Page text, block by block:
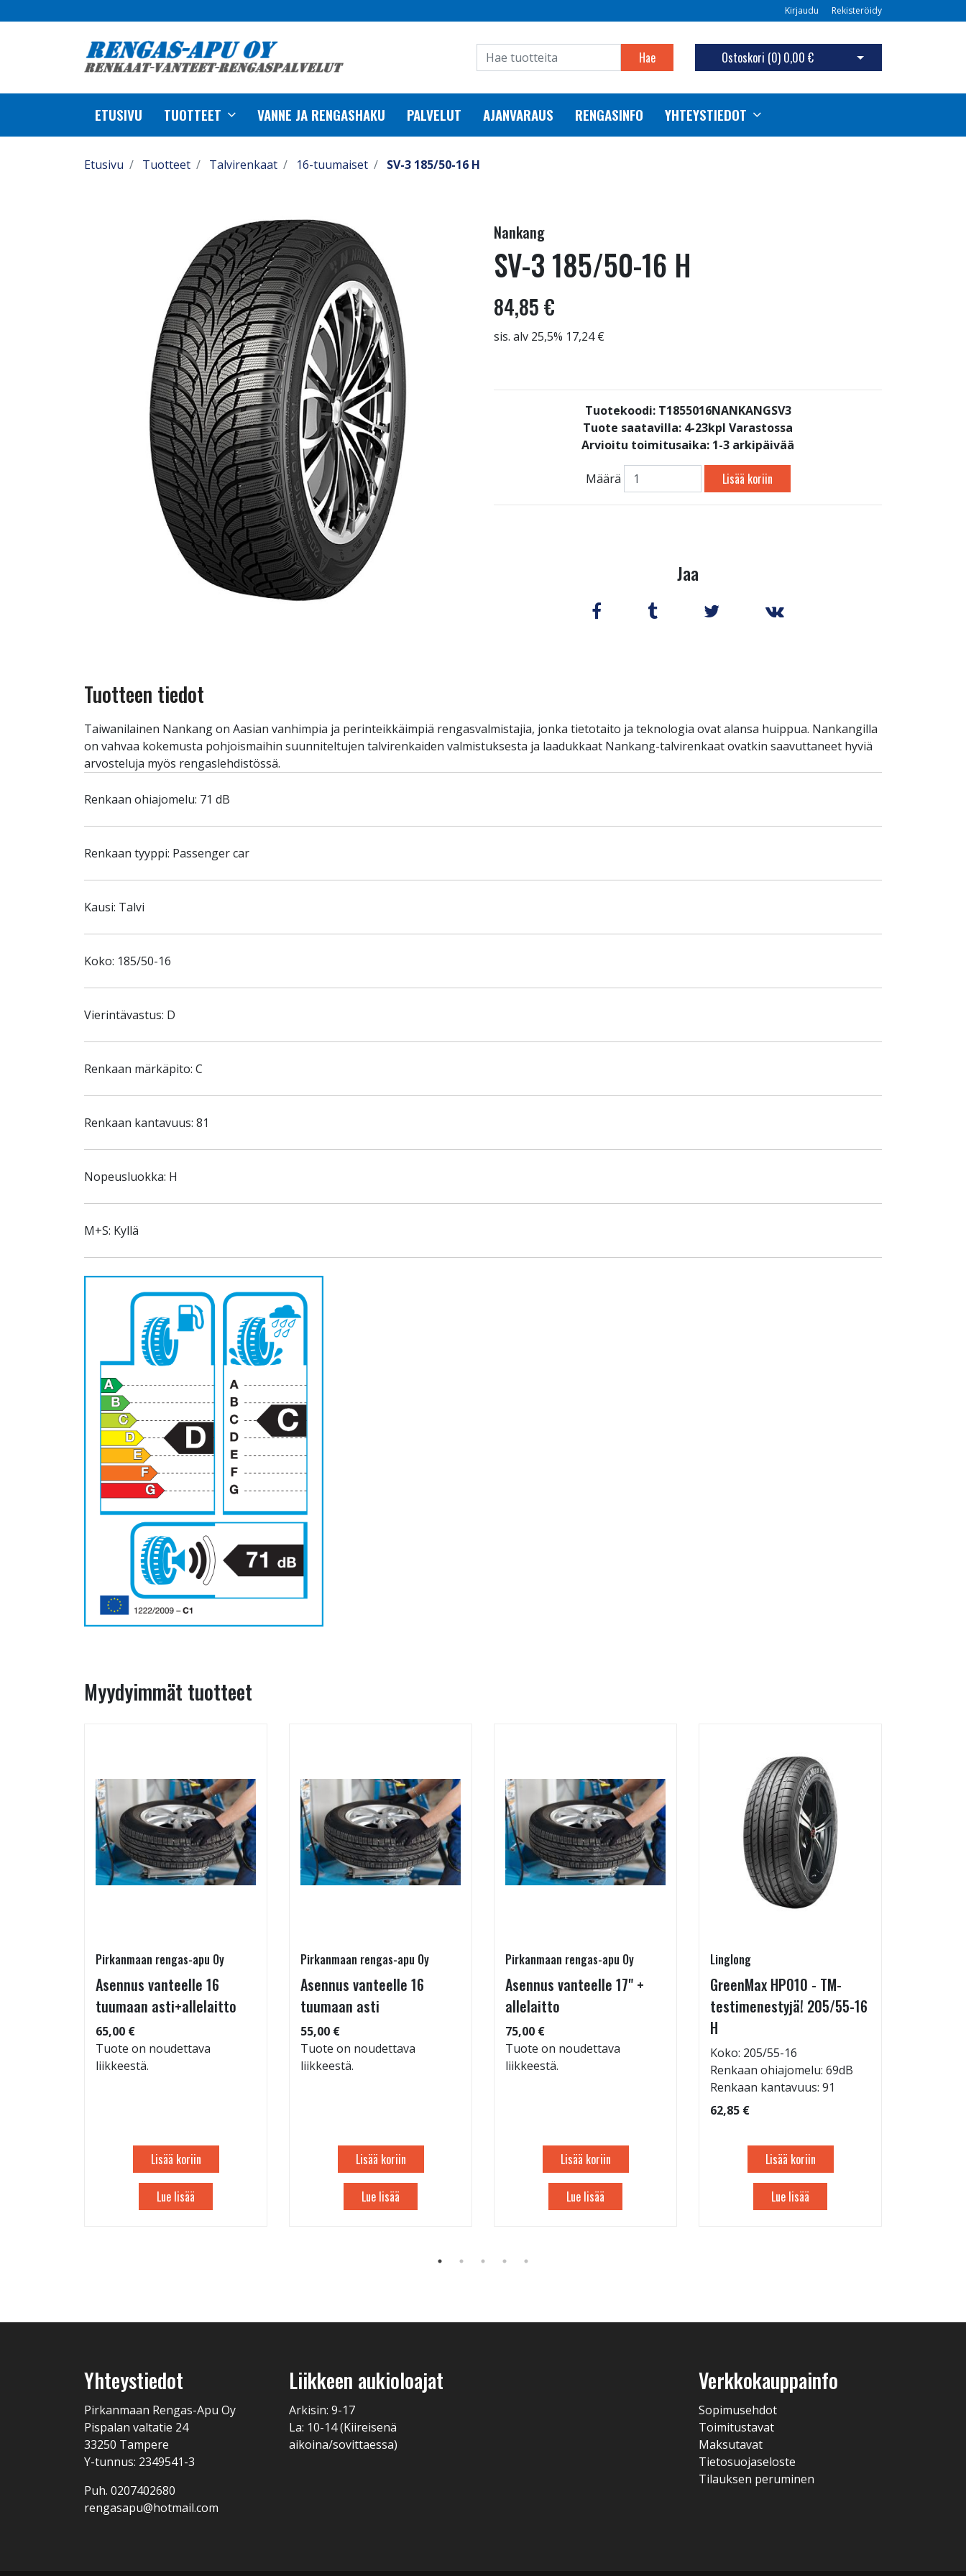
Kirjaudu Rekisteröidy
Hae Ostoskori (0) 0,00 € Avaa ostoskori
ETUSIVU TUOTTEET VANNE JA RENGASHAKU PALVELUT AJANVARAUS RENGASINFO YHTEYSTIEDOT
Etusivu Tuotteet Talvirenkaat 16-tuumaiset SV-3 185/50-16 H
Nankang
SV-3 185/50-16 H
84,85 €
sis. alv 25,5% 17,24 €
Tuotekoodi: T1855016NANKANGSV3
Tuote saatavilla: 4-23kpl Varastossa
Arvioitu toimitusaika: 1-3 arkipäivää
Määrä Lisää koriin
Jaa
Tuotteen tiedot
Taiwanilainen Nankang on Aasian vanhimpia ja perinteikkäimpiä rengasvalmistajia, jonka tietotaito ja teknologia ovat alansa huippua. Nankangilla
on vahvaa kokemusta pohjoismaihin suunniteltujen talvirenkaiden valmistuksesta ja laadukkaat Nankang-talvirenkaat ovatkin saavuttaneet hyviä
arvosteluja myös rengaslehdistössä.
Renkaan ohiajomelu: 71 dB
Renkaan tyyppi: Passenger car
Kausi: Talvi
Koko: 185/50-16
Vierintävastus: D
Renkaan märkäpito: C
Renkaan kantavuus: 81
Nopeusluokka: H
M+S: Kyllä
Myydyimmät tuotteet
Pirkanmaan rengas-apu Oy
Asennus vanteelle 16
tuumaan asti+allelaitto
65,00 €
Tuote on noudettava
liikkeestä.
Lisää koriin
Lue lisää
Pirkanmaan rengas-apu Oy
Asennus vanteelle 16
tuumaan asti
55,00 €
Tuote on noudettava
liikkeestä.
Lisää koriin
Lue lisää
Pirkanmaan rengas-apu Oy
Asennus vanteelle 17" +
allelaitto
75,00 €
Tuote on noudettava
liikkeestä.
Lisää koriin
Lue lisää
Linglong
GreenMax HP010 - TM-
testimenestyjä! 205/55-16
H
Koko: 205/55-16
Renkaan ohiajomelu: 69dB
Renkaan kantavuus: 91
62,85 €
Lisää koriin
Lue lisää
Yhteystiedot
Pirkanmaan Rengas-Apu Oy
Pispalan valtatie 24
33250 Tampere
Y-tunnus: 2349541-3
Puh. 0207402680
rengasapu@hotmail.com
Liikkeen aukioloajat
Arkisin: 9-17
La: 10-14 (Kiireisenä
aikoina/sovittaessa)
Verkkokauppainfo
Sopimusehdot
Toimitustavat
Maksutavat
Tietosuojaseloste
Tilauksen peruminen